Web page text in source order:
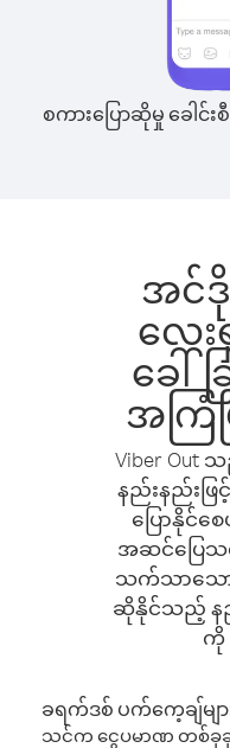
စကားပြောဆိုမှု ခေါင်း
အင်ဒို
လေး
ခေါ်
အကြံပ
Viber
နည်းနည်းဖြ
ပြောနိုင်
အဆင်ပြေသ
သက်သာသော
ဆိုနိုင်သည့် နည်
ကို
ခရက်ဒစ် ပက်ကေ့ချ်မျာ
သင်က ငွေပမာဏ တစ်ခု